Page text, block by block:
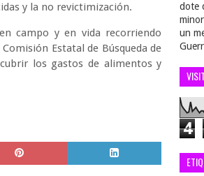
y la no revictimización.
campo y en vida recorriendo
Estatal de Búsqueda de
los gastos de alimentos y
dote
un
4